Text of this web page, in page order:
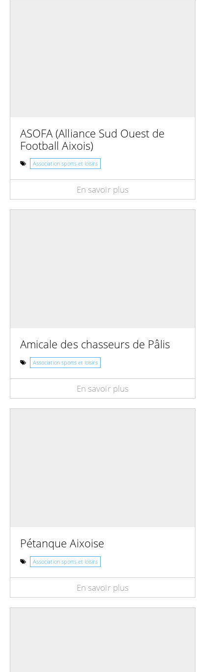
ASOFA (Alliance Sud Ouest de
Football Aixois)
Association sports et loisirs
En savoir plus
Amicale des chasseurs de Pâlis
Association sports et loisirs
En savoir plus
Pétanque Aixoise
Association sports et loisirs
En savoir plus